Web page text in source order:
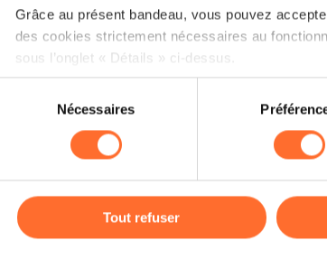
Grâce au présent bandeau, vous pouvez
des cookies strictement nécessaires au
sous l’onglet « Détails » ci-dessus.
Il est précisé que la navigation sur le site et
sociaux, sauvegarde des préférences de
cas de refus de tous les cookies ou des cookies
gauche de chaque page.
consentement
Nécessaires
Tout refuser